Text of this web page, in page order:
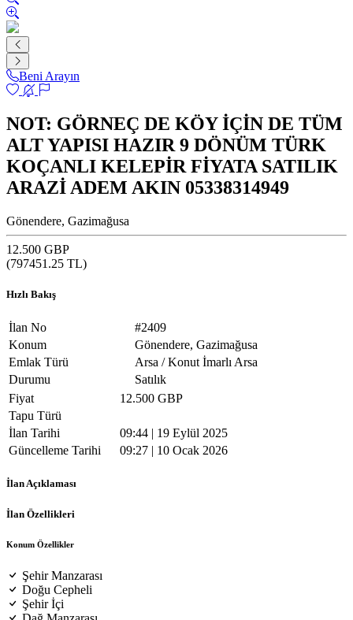
Beni Arayın
NOT: GÖRNEÇ DE KÖY İÇİN DE TÜM
ALT YAPISI HAZIR 9 DÖNÜM TÜRK
KOÇANLI KELEPİR FİYATA SATILIK
ARAZİ ADEM AKIN 05338314949
Gönendere, Gazimağusa
12.500 GBP
(797451.25 TL)
Hızlı Bakış
İlan No
#2409
Konum
Gönendere, Gazimağusa
Emlak Türü
Arsa / Konut İmarlı Arsa
Durumu
Satılık
Fiyat
12.500 GBP
Tapu Türü
İlan Tarihi
09:44 | 19 Eylül 2025
Güncelleme Tarihi
09:27 | 10 Ocak 2026
İlan Açıklaması
İlan Özellikleri
Konum Özellikler
Şehir Manzarası
Doğu Cepheli
Şehir İçi